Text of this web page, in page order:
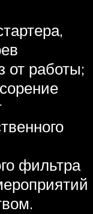
от работы;
фильтра